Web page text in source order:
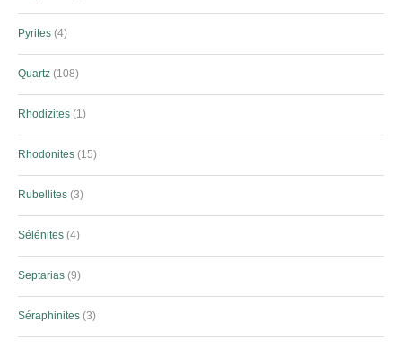
Pyrites 4
Quartz 108
Rhodizites 1
Rhodonites 15
Rubellites 3
Sélénites 4
Septarias 9
Séraphinites 3